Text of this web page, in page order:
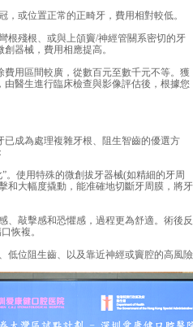
或位置正常的正畸牙，費用相對較低。
殘根、或與上頜竇/神經管關系密切的牙
器械，費用相應提高。
用區間較廣，從數百元至數千元不等。獲
醫生進行臨床檢查與影像評估後，根據您
成為處理複雜牙根、阻生智齒的優選方
使用特殊的微創拔牙器械(如精細的牙周
和大幅度撬動，能准確地切斷牙周膜，將牙
敲擊感和恐懼感，過程更為舒適。術後反
恢複。
位阻生齒、以及靠近神經或竇腔的高風險